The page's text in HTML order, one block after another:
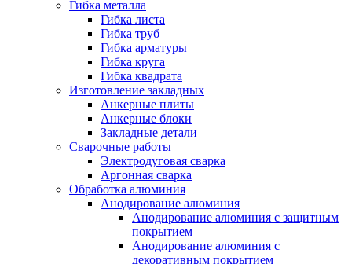
Гибка металла
Гибка листа
Гибка труб
Гибка арматуры
Гибка круга
Гибка квадрата
Изготовление закладных
Анкерные плиты
Анкерные блоки
Закладные детали
Сварочные работы
Электродуговая сварка
Аргонная сварка
Обработка алюминия
Анодирование алюминия
Анодирование алюминия с защитным
покрытием
Анодирование алюминия с
декоративным покрытием